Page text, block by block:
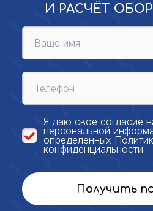
И РАСЧЁТ
Я даю своё согласие
персональной
определенных
конфиденциальности
Получить